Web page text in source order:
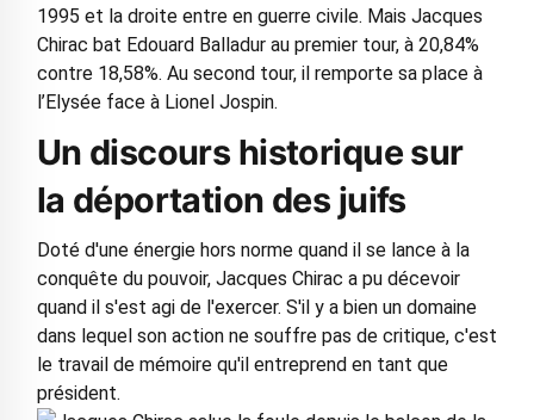
1995 et la droite entre en guerre civile. Mais Jacques
Chirac bat Edouard Balladur au premier tour, à 20,84%
contre 18,58%. Au second tour, il remporte sa place à
l’Elysée face à Lionel Jospin.
Un discours historique sur
la déportation des juifs
Doté d'une énergie hors norme quand il se lance à la
conquête du pouvoir, Jacques Chirac a pu décevoir
quand il s'est agi de l'exercer. S'il y a bien un domaine
dans lequel son action ne souffre pas de critique, c'est
le travail de mémoire qu'il entreprend en tant que
président.